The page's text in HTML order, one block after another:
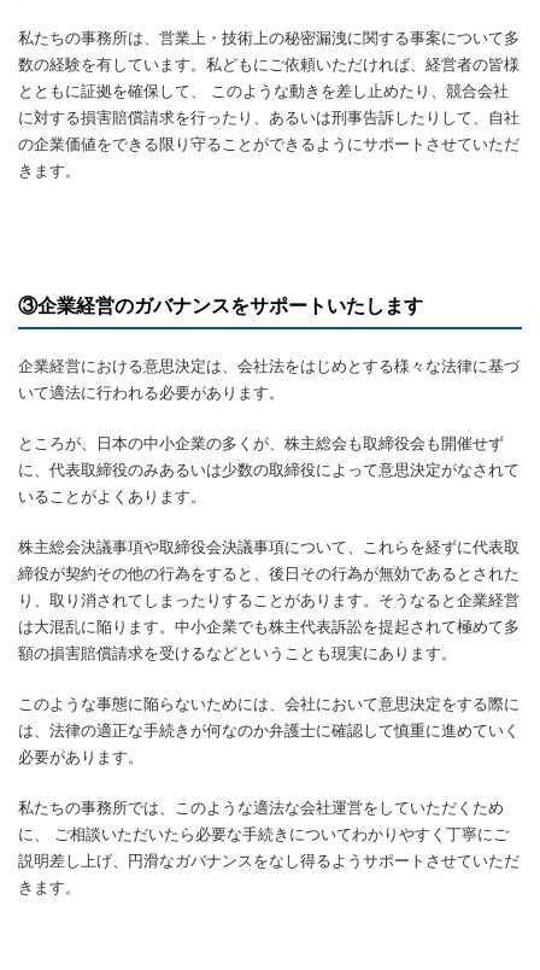
私たちの事務所は、営業上・技術上の秘密漏洩に関する事案について多
数の経験を有しています。私どもにご依頼いただければ、経営者の皆様
とともに証拠を確保して、 このような動きを差し止めたり、競合会社
に対する損害賠償請求を行ったり、あるいは刑事告訴したりして、自社
の企業価値をできる限り守ることができるようにサポートさせていただ
きます。
③企業経営のガバナンスをサポートいたします
企業経営における意思決定は、会社法をはじめとする様々な法律に基づ
いて適法に行われる必要があります。
ところが、日本の中小企業の多くが、株主総会も取締役会も開催せず
に、代表取締役のみあるいは少数の取締役によって意思決定がなされて
いることがよくあります。
株主総会決議事項や取締役会決議事項について、これらを経ずに代表取
締役が契約その他の行為をすると、後日その行為が無効であるとされた
り、取り消されてしまったりすることがあります。そうなると企業経営
は大混乱に陥ります。中小企業でも株主代表訴訟を提起されて極めて多
額の損害賠償請求を受けるなどということも現実にあります。
このような事態に陥らないためには、会社において意思決定をする際に
は、法律の適正な手続きが何なのか弁護士に確認して慎重に進めていく
必要があります。
私たちの事務所では、このような適法な会社運営をしていただくため
に、 ご相談いただいたら必要な手続きについてわかりやすく丁寧にご
説明差し上げ、円滑なガバナンスをなし得るようサポートさせていただ
きます。